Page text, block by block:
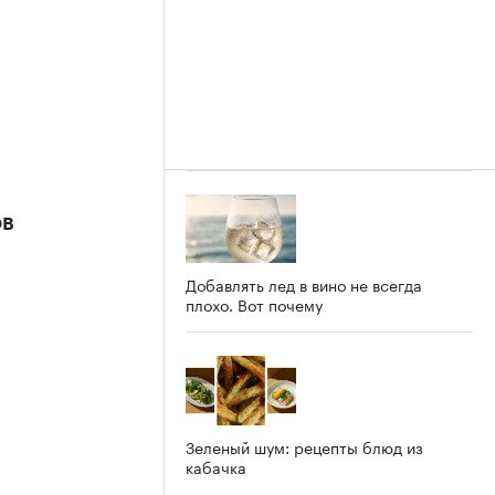
Добавлять лед в вино не всегда
плохо. Вот почему
Зеленый шум: рецепты блюд из
кабачка